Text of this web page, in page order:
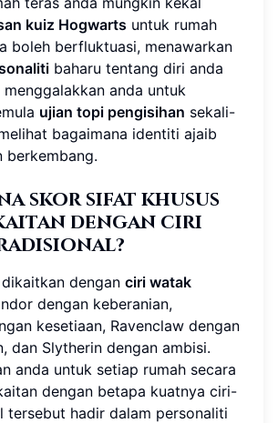
kuiz Hogwarts untuk rumah
boleh berfluktuasi, menawarkan
baharu tentang diri anda
menggalakkan anda untuk
ujian topi pengisihan sekali-
bagaimana identiti ajaib
berkembang.
skor sifat khusus
dengan ciri
dengan ciri watak
dengan keberanian,
kesetiaan, Ravenclaw dengan
dan Slytherin dengan ambisi.
anda untuk setiap rumah secara
dengan betapa kuatnya ciri-
tersebut hadir dalam personaliti